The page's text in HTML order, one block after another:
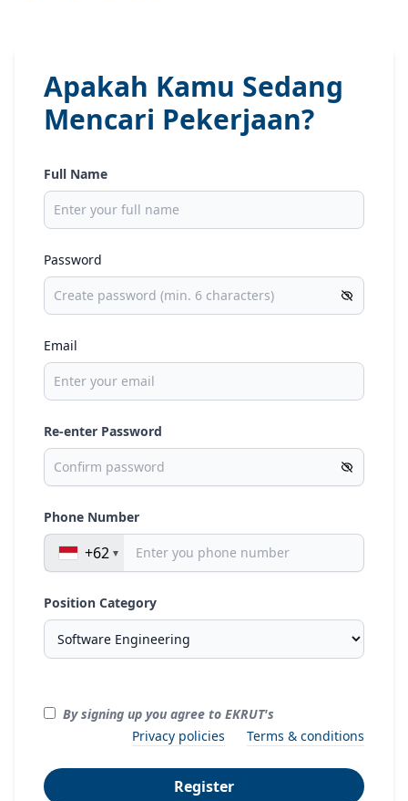
Apakah Kamu Sedang
Mencari Pekerjaan?
Full Name
Password
Email
Re-enter Password
Phone Number
+62
Position Category
By signing up you agree to EKRUT's
Privacy policies
Terms & conditions
Register